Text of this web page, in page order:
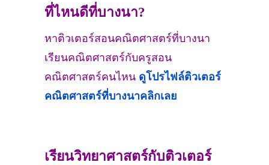
ที่ไหนดีที่บางนา?
หาติวเตอร์สอนคณิตศาสตร์ที่บางนา
เรียนคณิตศาสตร์กับครูสอน
คณิตศาสตร์คนไหน ดูโปรไฟล์ติวเตอร์
คณิตศาสตร์ที่บางนาคลิกเลย
เรียนวิทยาศาสตร์กับติวเตอร์